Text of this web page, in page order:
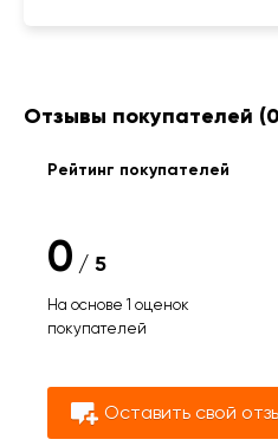
Отзывы покупателей
Рейтинг покупателей
0 / 5
На основе 1 оценок
покупателей
Оставить свой